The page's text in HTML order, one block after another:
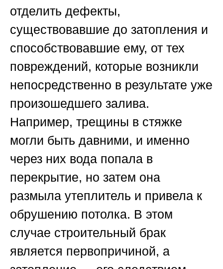
отделить дефекты,
существовавшие до затопления и
способствовавшие ему, от тех
повреждений, которые возникли
непосредственно в результате уже
произошедшего залива.
Например, трещины в стяжке
могли быть давними, и именно
через них вода попала в
перекрытие, но затем она
размыла утеплитель и привела к
обрушению потолка. В этом
случае строительный брак
является первопричиной, а